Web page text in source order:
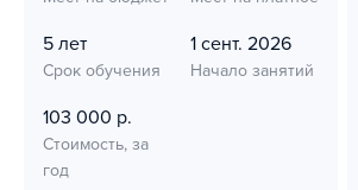
5 лет
Срок обучения
1 сент. 2026
Начало занятий
103 000 р.
Стоимость, за
год